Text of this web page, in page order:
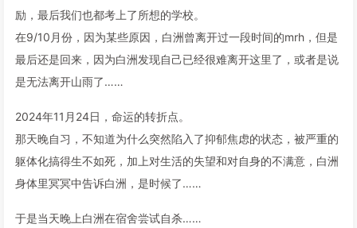
励，最后我们也都考上了所想的学校。
在9/10月份，因为某些原因，白洲曾离开过一段时间的mrh，但是
最后还是回来，因为白洲发现自己已经很难离开这里了，或者是说
是无法离开山雨了……
2024年11月24日，命运的转折点。
那天晚自习，不知道为什么突然陷入了抑郁焦虑的状态，被严重的
躯体化搞得生不如死，加上对生活的失望和对自身的不满意，白洲
身体里冥冥中告诉白洲，是时候了……
于是当天晚上白洲在宿舍尝试自杀……